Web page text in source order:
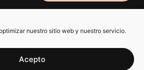
nuestro sitio web y nuestro servicio.
Acepto
cookies